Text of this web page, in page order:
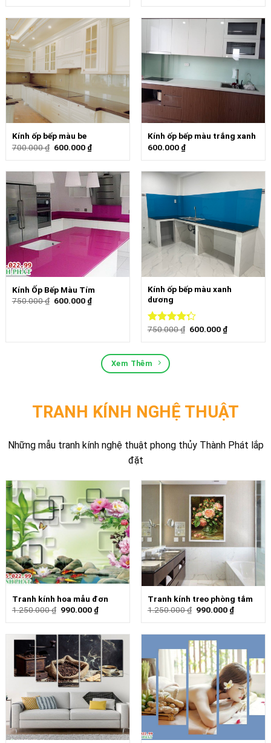
Kính ốp bếp màu be
700.000₫ 600.000 ₫
Kính ốp bếp màu trắng xanh
600.000 ₫
Kính Ốp Bếp Màu Tím
750.000₫ 600.000 ₫
Kính ốp bếp màu xanh
dương
Được xếp
750.000₫ 600.000 ₫
Xem Thêm
TRANH KÍNH NGHỆ THUẬT
Những mẫu tranh kính nghệ thuật phong thủy Thành Phát lắp
đặt
Tranh kính hoa mẫu đơn
1.250.000₫ 990.000 ₫
Tranh kính treo phòng tắm
1.250.000₫ 990.000 ₫